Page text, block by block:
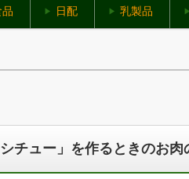
日配 乳製品
チュー」を作るときのお肉